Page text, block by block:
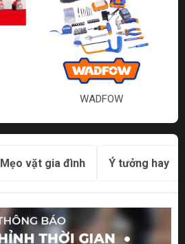
WADFOW
Mẹo vặt gia đình Ý tưởng hay